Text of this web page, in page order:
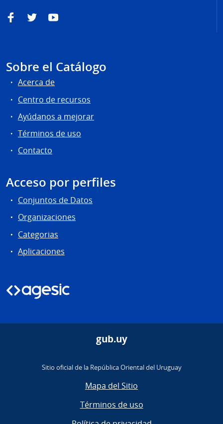
FacebookTwitterYouTube
Sobre el Catálogo
Acerca de
Centro de recursos
Ayúdanos a mejorar
Términos de uso
Contacto
Acceso por perfiles
Conjuntos de Datos
Organizaciones
Categorias
Aplicaciones
gub.uy
Sitio oficial de la República Oriental del Uruguay
Mapa del Sitio
Términos de uso